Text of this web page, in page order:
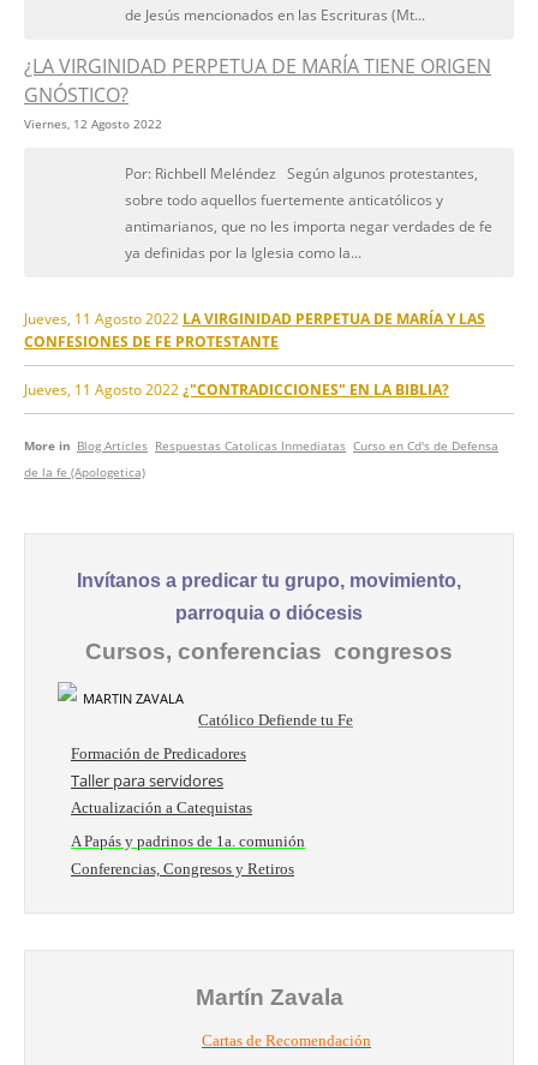
de Jesús mencionados en las Escrituras (Mt...
¿LA VIRGINIDAD PERPETUA DE MARÍA TIENE ORIGEN
GNÓSTICO?
Viernes, 12 Agosto 2022
Por: Richbell Meléndez Según algunos protestantes,
sobre todo aquellos fuertemente anticatólicos y
antimarianos, que no les importa negar verdades de fe
ya definidas por la Iglesia como la...
Jueves, 11 Agosto 2022 LA VIRGINIDAD PERPETUA DE MARÍA Y LAS
CONFESIONES DE FE PROTESTANTE
Jueves, 11 Agosto 2022 ¿"CONTRADICCIONES" EN LA BIBLIA?
More in Blog Articles Respuestas Catolicas Inmediatas Curso en Cd's de Defensa
de la fe (Apologetica)
Invítanos a predicar tu grupo, movimiento,
parroquia o diócesis
Cursos, conferencias congresos
Católico Defiende tu Fe
Formación de Predicadores
Taller para servidores
Actualización a Catequistas
A Papás y padrinos de 1a. comunión
Conferencias, Congresos y Retiros
Martín Zavala
Cartas de Recomendación